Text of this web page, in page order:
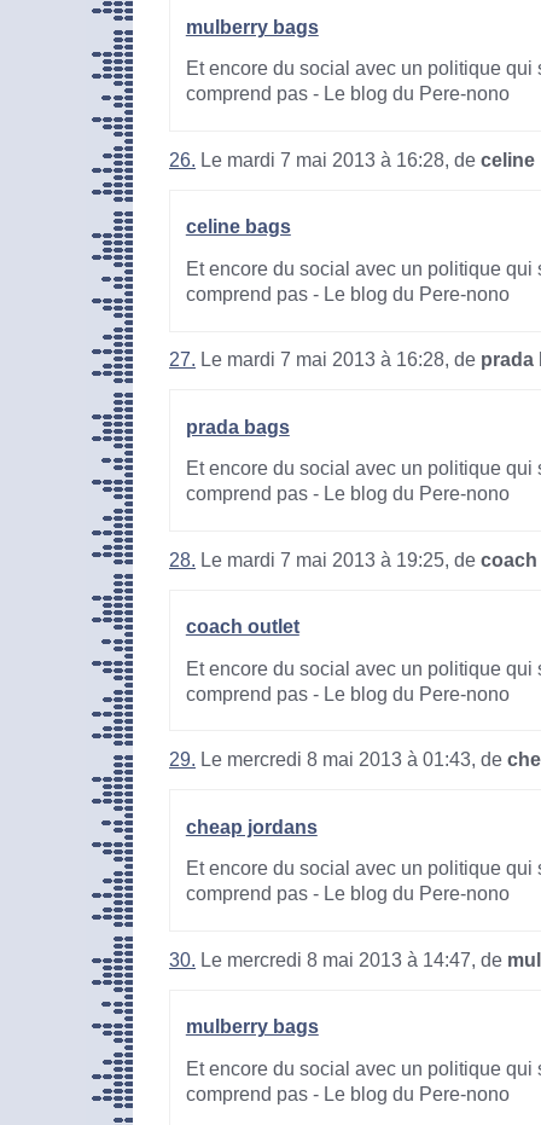
mulberry bags
Et encore du social avec un politique qui
comprend pas - Le blog du Pere-nono
26. Le mardi 7 mai 2013 à 16:28, de celine
celine bags
Et encore du social avec un politique qui
comprend pas - Le blog du Pere-nono
27. Le mardi 7 mai 2013 à 16:28, de prada
prada bags
Et encore du social avec un politique qui
comprend pas - Le blog du Pere-nono
28. Le mardi 7 mai 2013 à 19:25, de
coach outlet
Et encore du social avec un politique qui
comprend pas - Le blog du Pere-nono
29. Le mercredi 8 mai 2013 à 01:43, de
cheap jordans
Et encore du social avec un politique qui
comprend pas - Le blog du Pere-nono
30. Le mercredi 8 mai 2013 à 14:47, de
mulberry bags
Et encore du social avec un politique qui
comprend pas - Le blog du Pere-nono